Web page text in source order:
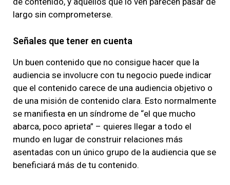
largo sin comprometerse.
Señales que tener en cuenta
Un buen contenido que no consigue hacer que la
audiencia se involucre con tu negocio puede indicar
que el contenido carece de una audiencia objetivo o
de una misión de contenido clara. Esto normalmente
se manifiesta en un síndrome de “el que mucho
abarca, poco aprieta” – quieres llegar a todo el
mundo en lugar de construir relaciones más
asentadas con un único grupo de la audiencia que se
beneficiará más de tu contenido.